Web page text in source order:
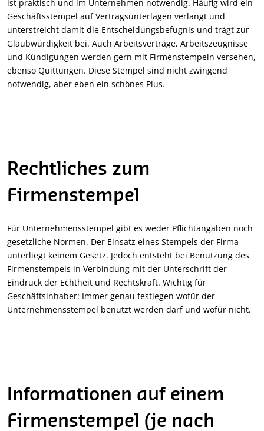
ist praktisch und im Unternehmen notwendig. Häufig wird ein
Geschäftsstempel auf Vertragsunterlagen verlangt und
unterstreicht damit die Entscheidungsbefugnis und trägt zur
Glaubwürdigkeit bei. Auch Arbeitsverträge, Arbeitszeugnisse
und Kündigungen werden gern mit Firmenstempeln versehen,
ebenso Quittungen. Diese Stempel sind nicht zwingend
notwendig, aber eben ein schönes Plus.
Rechtliches zum
Firmenstempel
Für Unternehmensstempel gibt es weder Pflichtangaben noch
gesetzliche Normen. Der Einsatz eines Stempels der Firma
unterliegt keinem Gesetz. Jedoch entsteht bei Benutzung des
Firmenstempels in Verbindung mit der Unterschrift der
Eindruck der Echtheit und Rechtskraft. Wichtig für
Geschäftsinhaber: Immer genau festlegen wofür der
Unternehmensstempel benutzt werden darf und wofür nicht.
Informationen auf einem
Firmenstempel (je nach